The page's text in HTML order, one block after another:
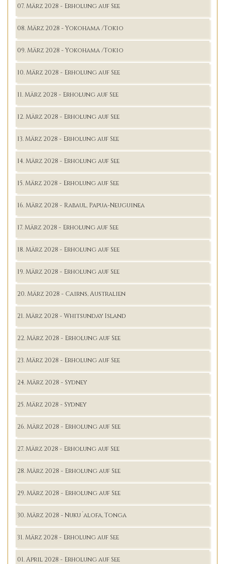
07. März 2028 - Erholung auf See
08. März 2028 - Yokohama /Tokio
09. März 2028 - Yokohama /Tokio
10. März 2028 - Erholung auf See
11. März 2028 - Erholung auf See
12. März 2028 - Erholung auf See
13. März 2028 - Erholung auf See
14. März 2028 - Erholung auf See
15. März 2028 - Erholung auf See
16. März 2028 - Rabaul, Papua-Neuguinea
17. März 2028 - Erholung auf See
18. März 2028 - Erholung auf See
19. März 2028 - Erholung auf See
20. März 2028 - Cairns, Australien
21. März 2028 - Whitsunday Island
22. März 2028 - Erholung auf See
23. März 2028 - Erholung auf See
24. März 2028 - Sydney
25. März 2028 - Sydney
26. März 2028 - Erholung auf See
27. März 2028 - Erholung auf See
28. März 2028 - Erholung auf See
29. März 2028 - Erholung auf See
30. März 2028 - Nuku´alofa, Tonga
31. März 2028 - Erholung auf See
01. April 2028 - Erholung auf See